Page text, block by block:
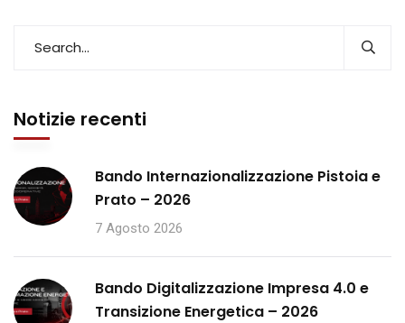
Notizie recenti
Bando Internazionalizzazione Pistoia e
Prato – 2026
7 Agosto 2026
Bando Digitalizzazione Impresa 4.0 e
Transizione Energetica – 2026